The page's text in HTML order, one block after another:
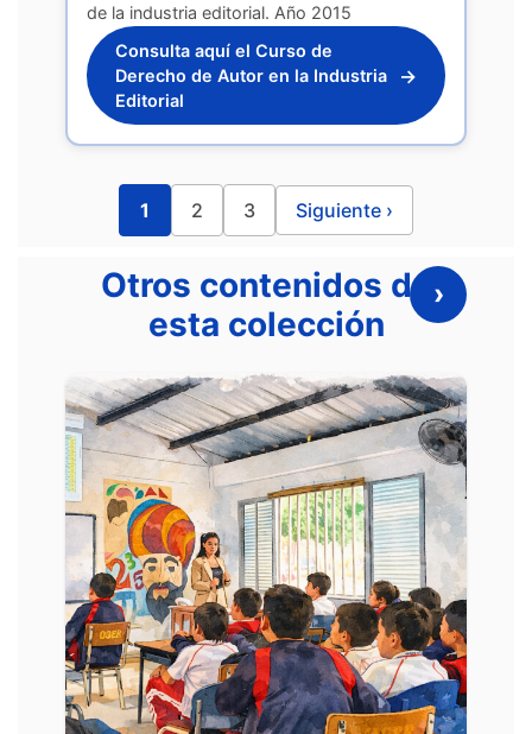
de la industria editorial. Año 2015
Consulta aquí el Curso de
Derecho de Autor en la Industria
Editorial
→
1 2 3 Siguiente ›
Otros contenidos de
esta colección
›